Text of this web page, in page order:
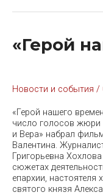
«Герой
Новости и события /
«Герой нашего
число голосов жюри
и Вера» набрал
Валентина.
Григорьевна
сюжетах
епархии,
святого князя